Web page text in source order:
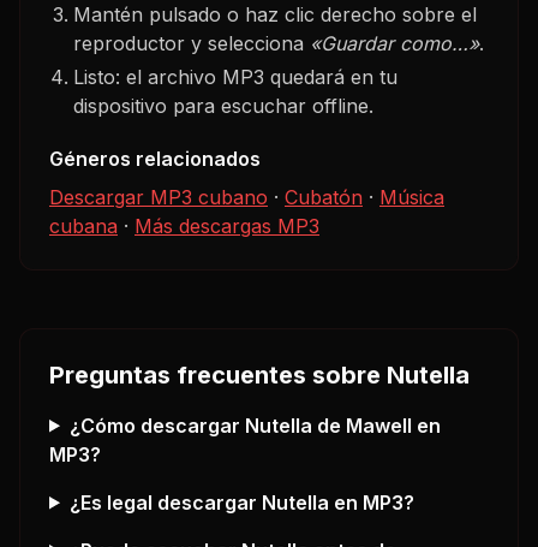
Mantén pulsado o haz clic derecho sobre el
reproductor y selecciona «Guardar como…».
Listo: el archivo MP3 quedará en tu
dispositivo para escuchar offline.
Géneros relacionados
Descargar MP3 cubano · Cubatón · Música
cubana · Más descargas MP3
Preguntas frecuentes sobre Nutella
¿Cómo descargar Nutella de Mawell en
MP3?
¿Es legal descargar Nutella en MP3?